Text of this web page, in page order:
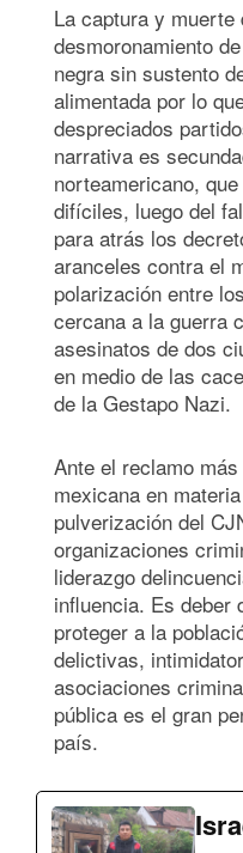
La captura y
desmoronamiento
negra sin sustento
alimentada por lo
despreciados
narrativa es
norteamericano,
difíciles, luego del
para atrás los
aranceles contra el
polarización entre
cercana a la guerra
asesinatos de dos
en medio de las
de la Gestapo Nazi.
Ante el reclamo
mexicana en
pulverización del
organizaciones
liderazgo
influencia. Es deber
proteger a la
delictivas,
asociaciones
pública es el gran
país.